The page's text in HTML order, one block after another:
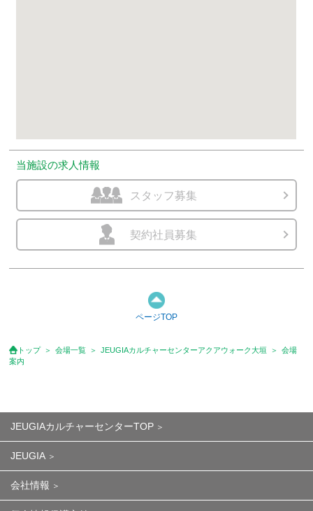
当施設の求人情報
スタッフ募集
契約社員募集
ページTOP
トップ 会場一覧 JEUGIAカルチャーセンターアクアウォーク大垣
会場
案内
JEUGIAカルチャーセンターTOP
JEUGIA
会社情報